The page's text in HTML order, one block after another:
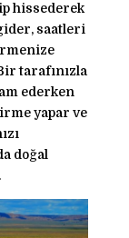
hissederek
saatleri
tarafınızla
ederken
yapar ve
doğal